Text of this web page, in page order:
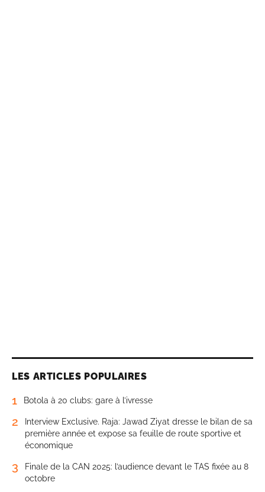
LES ARTICLES POPULAIRES
1 Botola à 20 clubs: gare à l’ivresse
2
Interview Exclusive. Raja: Jawad Ziyat dresse le bilan de sa
première année et expose sa feuille de route sportive et
économique
3
Finale de la CAN 2025: l’audience devant le TAS fixée au 8
octobre